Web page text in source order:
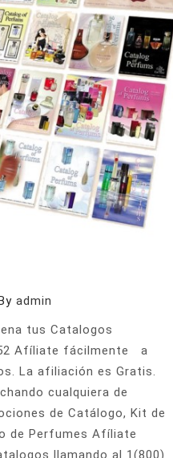
admin
tus Catalogos
Afíliate fácilmente a
La afiliación es Gratis.
cualquiera de
de Catálogo, Kit de
de Perfumes Afíliate
llamando al 1(800)